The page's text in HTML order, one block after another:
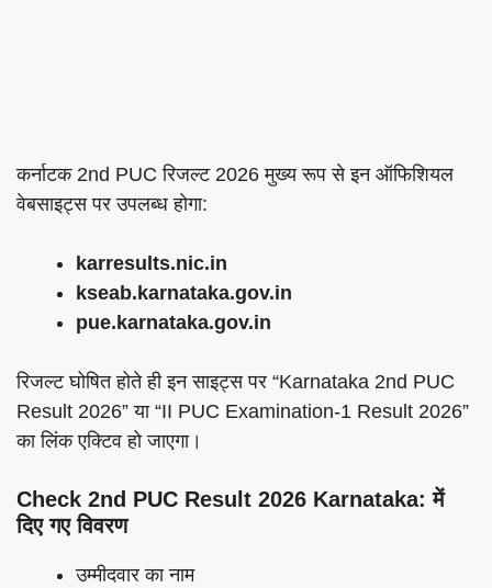
कर्नाटक 2nd PUC रिजल्ट 2026 मुख्य रूप से इन ऑफिशियल
वेबसाइट्स पर उपलब्ध होगा:
karresults.nic.in
kseab.karnataka.gov.in
pue.karnataka.gov.in
रिजल्ट घोषित होते ही इन साइट्स पर “Karnataka 2nd PUC
Result 2026” या “II PUC Examination-1 Result 2026”
का लिंक एक्टिव हो जाएगा।
Check 2nd PUC Result 2026 Karnataka: में
दिए गए विवरण
उम्मीदवार का नाम